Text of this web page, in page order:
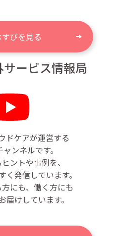
びを見る
ービス情報局
ドケアが運営する
ンネルです。
ントや事例を、
く発信しています。
にも、働く方にも
届けしています。